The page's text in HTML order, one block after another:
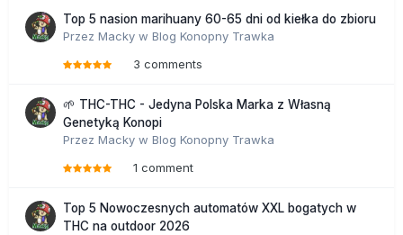
Top 5 nasion marihuany 60-65 dni od kiełka do zbioru
Przez Macky w Blog Konopny Trawka
3 comments
🌱 THC-THC - Jedyna Polska Marka z Własną
Genetyką Konopi
Przez Macky w Blog Konopny Trawka
1 comment
Top 5 Nowoczesnych automatów XXL bogatych w
THC na outdoor 2026